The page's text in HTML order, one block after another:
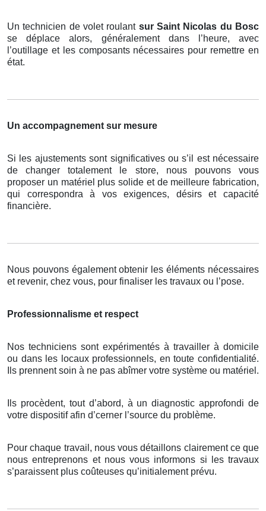
Un technicien de volet roulant sur Saint Nicolas du Bosc
se déplace alors, généralement dans l’heure, avec
l’outillage et les composants nécessaires pour remettre en
état.
Un accompagnement sur mesure
Si les ajustements sont significatives ou s’il est nécessaire
de changer totalement le store, nous pouvons vous
proposer un matériel plus solide et de meilleure fabrication,
qui correspondra à vos exigences, désirs et capacité
financière.
Nous pouvons également obtenir les éléments nécessaires
et revenir, chez vous, pour finaliser les travaux ou l’pose.
Professionnalisme et respect
Nos techniciens sont expérimentés à travailler à domicile
ou dans les locaux professionnels, en toute confidentialité.
Ils prennent soin à ne pas abîmer votre système ou matériel.
Ils procèdent, tout d’abord, à un diagnostic approfondi de
votre dispositif afin d’cerner l’source du problème.
Pour chaque travail, nous vous détaillons clairement ce que
nous entreprenons et nous vous informons si les travaux
s’paraissent plus coûteuses qu’initialement prévu.